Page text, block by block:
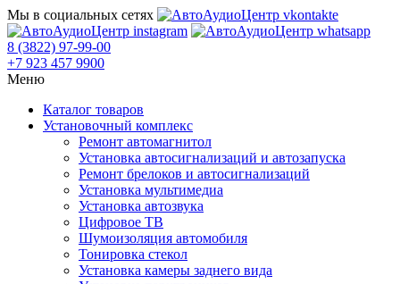
Мы в социальных сетях
8 (3822) 97-99-00
+7 923 457 9900
Меню
Каталог товаров
Установочный комплекс
Ремонт автомагнитол
Установка автосигнализаций и автозапуска
Ремонт брелоков и автосигнализаций
Установка мультимедиа
Установка автозвука
Цифровое ТВ
Шумоизоляция автомобиля
Тонировка стекол
Установка камеры заднего вида